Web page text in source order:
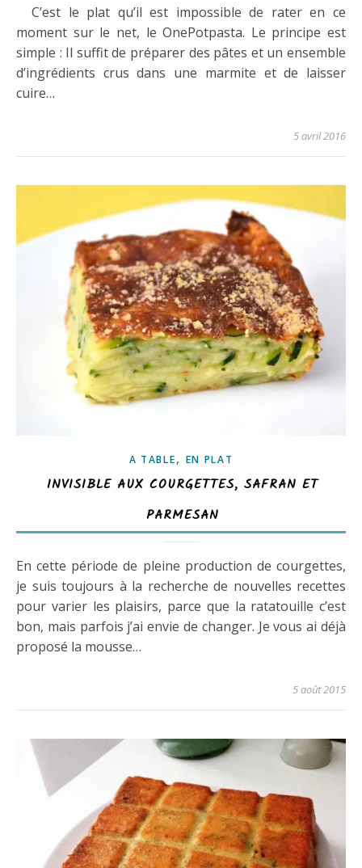
C’est le plat qu’il est impossible de rater en ce
moment sur le net, le OnePotpasta. Le principe est
simple : Il suffit de préparer des pâtes et un ensemble
d’ingrédients crus dans une marmite et de laisser
cuire…
5 avril 2016
A TABLE, EN PLAT
INVISIBLE AUX COURGETTES, SAFRAN ET
PARMESAN
En cette période de pleine production de courgettes,
je suis toujours à la recherche de nouvelles recettes
pour varier les plaisirs, parce que la ratatouille c’est
bon, mais parfois j’ai envie de changer. Je vous ai déjà
proposé la mousse…
5 août 2015